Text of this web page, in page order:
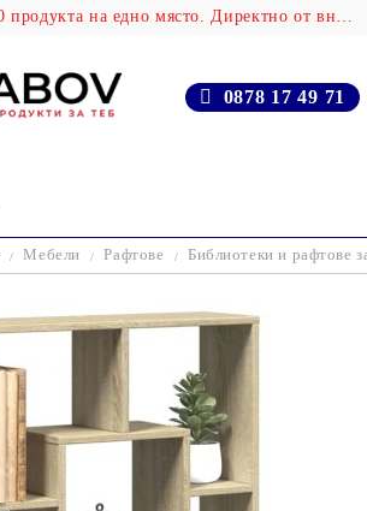
Крабов - Над 100 000 продукта на едно място. Директно от вносителя!
0878 17 49 71
Мебели Рафтове Библиотеки и рафтове